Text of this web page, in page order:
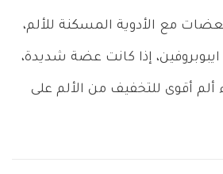
مع الأدوية المسكنة للألم،
ايبوبروفين، إذا كانت عضة شديدة،
أقوى للتخفيف من الألم على